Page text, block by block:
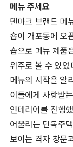
메뉴 주세요
덴마크 브랜드 메
숍이 개포동에 오
숍으로 메뉴 제품
위주로 볼 수 있
메뉴의 시작을 알
이들에게 사랑받
인테리어를 진행
어울리는 단독주
보이는 격자 창문